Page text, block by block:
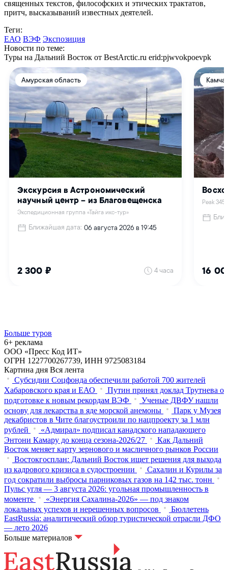
священных текстов, философских и этических трактатов,
притч, высказываний известных деятелей.
Теги:
ЕАО ВЭФ Экспозиция
Новости по теме:
Туры на Дальний Восток от BestArctic.ru erid:pjwvokpoevpk
Больше туров
6+ реклама
ООО «Пресс Код ИТ»
ОГРН 1227700267739, ИНН 9725083184
Картина дня Вся лента
Субсидии Соцфонда обеспечили работой 700 жителей
Хабаровского края и ЕАО
Путин принял доклад Трутнева о
подготовке к новым рекордам ВЭФ
Ученые ДВФУ нашли
основу для лекарства в яде морской анемоны
Парк у Музея
декабристов в Чите благоустроили по нацпроекту за 1 млн
рублей
«Адмирал» подписал канадского нападающего
Энтони Камару до конца сезона-2026/27
Как Дальний
Восток меняет карту зернового и масличного рынков России
Востокгосплан: Дальний Восток ищет решения для выхода
из кадрового кризиса в судостроении
Сахалин и Курилы за
год сократили выбросы парниковых газов на 142 тыс. тонн
Пульс угля — 3 августа 2026: угольная промышленность в
моменте
«Энергия Сахалина-2026» — под знаком
локальных успехов и нерешенных вопросов
Бюллетень
EastRussia: аналитический обзор туристической отрасли ДФО
— лето 2026
Больше материалов